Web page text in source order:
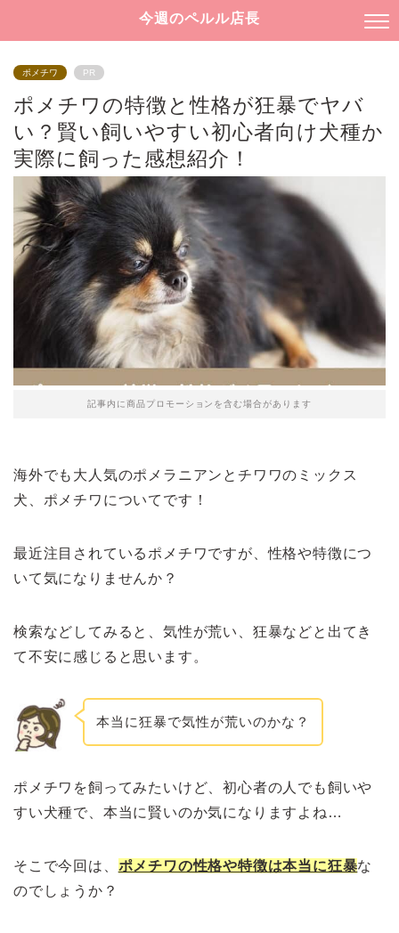
今週のペルル店長
ポメチワ PR
ポメチワの特徴と性格が狂暴でヤバ
い？賢い飼いやすい初心者向け犬種か
実際に飼った感想紹介！
記事内に商品プロモーションを含む場合があります
海外でも大人気のポメラニアンとチワワのミックス
犬、ポメチワについてです！
最近注目されているポメチワですが、性格や特徴につ
いて気になりませんか？
検索などしてみると、気性が荒い、狂暴などと出てき
て不安に感じると思います。
本当に狂暴で気性が荒いのかな？
ポメチワを飼ってみたいけど、初心者の人でも飼いや
すい犬種で、本当に賢いのか気になりますよね…
そこで今回は、 ポメチワの性格や特徴は本当に狂暴な
のでしょうか？